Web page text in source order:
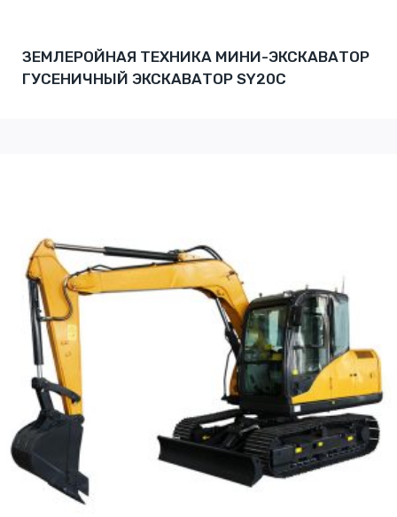
ЗЕМЛЕРОЙНАЯ ТЕХНИКА МИНИ-ЭКСКАВАТОР
ГУСЕНИЧНЫЙ ЭКСКАВАТОР SY20C